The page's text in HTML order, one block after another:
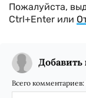
Пожалуйста,
Ctrl+Enter или
Всего комментариев: